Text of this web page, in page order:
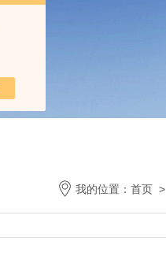
我的位置： 首页 >